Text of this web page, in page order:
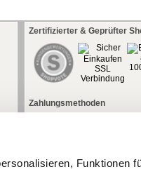
Funktionen
Zertifizierter & Geprüfter
Zahlungsmethoden